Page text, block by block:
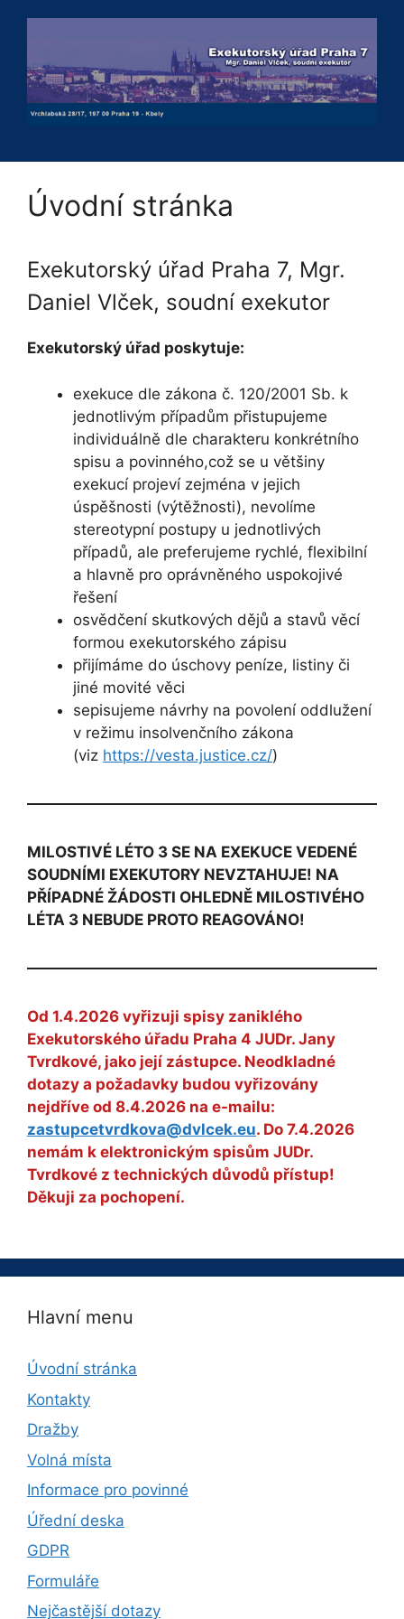
Úvodní stránka
Exekutorský úřad Praha 7, Mgr.
Daniel Vlček, soudní exekutor
Exekutorský úřad poskytuje:
exekuce dle zákona č. 120/2001 Sb. k
jednotlivým případům přistupujeme
individuálně dle charakteru konkrétního
spisu a povinného,což se u většiny
exekucí projeví zejména v jejich
úspěšnosti (výtěžnosti), nevolíme
stereotypní postupy u jednotlivých
případů, ale preferujeme rychlé, flexibilní
a hlavně pro oprávněného uspokojivé
řešení
osvědčení skutkových dějů a stavů věcí
formou exekutorského zápisu
přijímáme do úschovy peníze, listiny či
jiné movité věci
sepisujeme návrhy na povolení oddlužení
v režimu insolvenčního zákona
(viz https://vesta.justice.cz/)
MILOSTIVÉ LÉTO 3 SE NA EXEKUCE VEDENÉ
SOUDNÍMI EXEKUTORY NEVZTAHUJE! NA
PŘÍPADNÉ ŽÁDOSTI OHLEDNĚ MILOSTIVÉHO
LÉTA 3 NEBUDE PROTO REAGOVÁNO!
Od 1.4.2026 vyřizuji spisy zaniklého
Exekutorského úřadu Praha 4 JUDr. Jany
Tvrdkové, jako její zástupce. Neodkladné
dotazy a požadavky budou vyřizovány
nejdříve od 8.4.2026 na e-mailu:
zastupcetvrdkova@dvlcek.eu. Do 7.4.2026
nemám k elektronickým spisům JUDr.
Tvrdkové z technických důvodů přístup!
Děkuji za pochopení.
Hlavní menu
Úvodní stránka
Kontakty
Dražby
Volná místa
Informace pro povinné
Úřední deska
GDPR
Formuláře
Nejčastější dotazy